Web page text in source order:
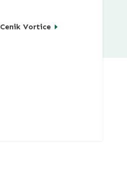
Cenik Vortice